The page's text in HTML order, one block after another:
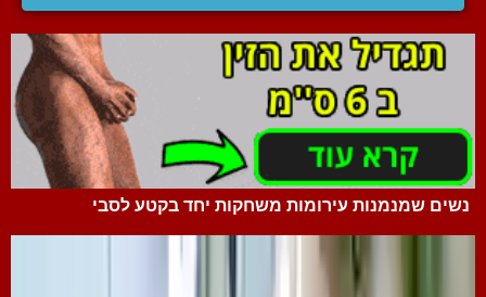
נשים שמנמנות עירומות משחקות יחד בקטע לסבי